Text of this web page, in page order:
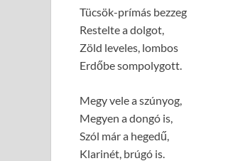
Tücsök-prímás bezzeg
Restelte a dolgot,
Zöld leveles, lombos
Erdőbe sompolygott.
Megy vele a szúnyog,
Megyen a dongó is,
Szól már a hegedű,
Klarinét, brúgó is.